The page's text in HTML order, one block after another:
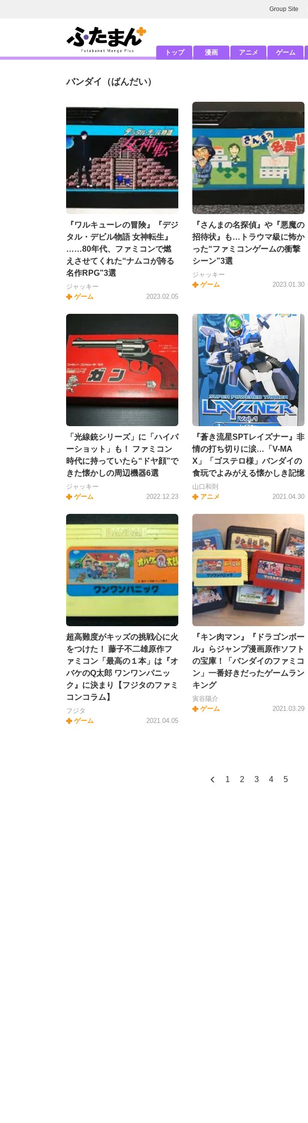
Group Site
トップ 漫画 アニメ ゲーム
バンダイ （ばんだい）
『ワルキューレの冒険』『デジ
タル・デビル物語 女神転生』
……80年代、ファミコンで燃
えさせてくれた“ナムコが誇る
名作RPG”3選
ジャッキー
ゲーム
2023.02.05
『さんまの名探偵』や『悪魔の
招待状』も…トラウマ級に怖か
った“ファミコンゲームの衝撃
シーン”3選
ジャッキー
ゲーム
2023.01.30
「光線銃シリーズ」に「ハイパ
ーショット」も！ ファミコン
時代に持っていたら“ドヤ顔”で
きた懐かしの周辺機器6選
ジャッキー
ゲーム
2022.12.23
『蒼き流星SPTレイズナー』非
情の打ち切りに涙…「V-MA
X」「ゴステロ様」バンダイの
食玩でよみがえる懐かしき記憶
山口和則
アニメ
2021.04.30
超高難度がキッズの挑戦心に火
をつけた！ 藤子不二雄原作フ
ァミコン「最高の１本」は『オ
バケのQ太郎 ワンワンパニッ
ク』に決まり【フジタのファミ
コンコラム】
フジタ
ゲーム
2021.04.05
『キン肉マン』『ドラゴンボー
ル』らジャンプ漫画原作ソフト
の宝庫！「バンダイのファミコ
ン」一番好きだったゲームラン
キング
寅谷陽介
ゲーム
2021.03.29
1 2 3 4 5